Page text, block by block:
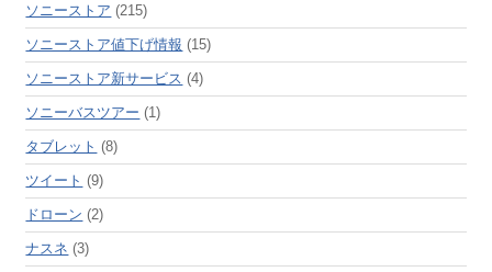
ソニーストア (215)
ソニーストア値下げ情報 (15)
ソニーストア新サービス (4)
ソニーバスツアー (1)
タブレット (8)
ツイート (9)
ドローン (2)
ナスネ (3)